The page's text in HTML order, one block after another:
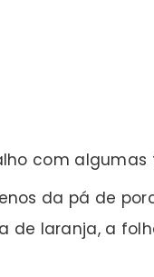
com
da pá de
de laranja, a